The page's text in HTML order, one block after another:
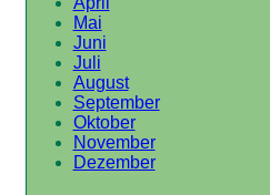
Mai
Juni
Juli
August
September
Oktober
November
Dezember